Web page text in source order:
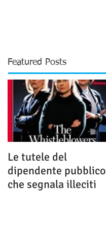
Featured Posts
Le tutele del
dipendente pubblico
che segnala illeciti